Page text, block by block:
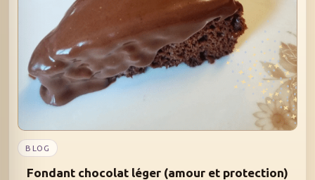
BLOG
Fondant chocolat léger (amour et protection)